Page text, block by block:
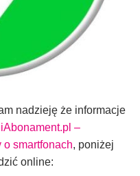
nadzieję że informacje
–
smartfonach, poniżej
online: